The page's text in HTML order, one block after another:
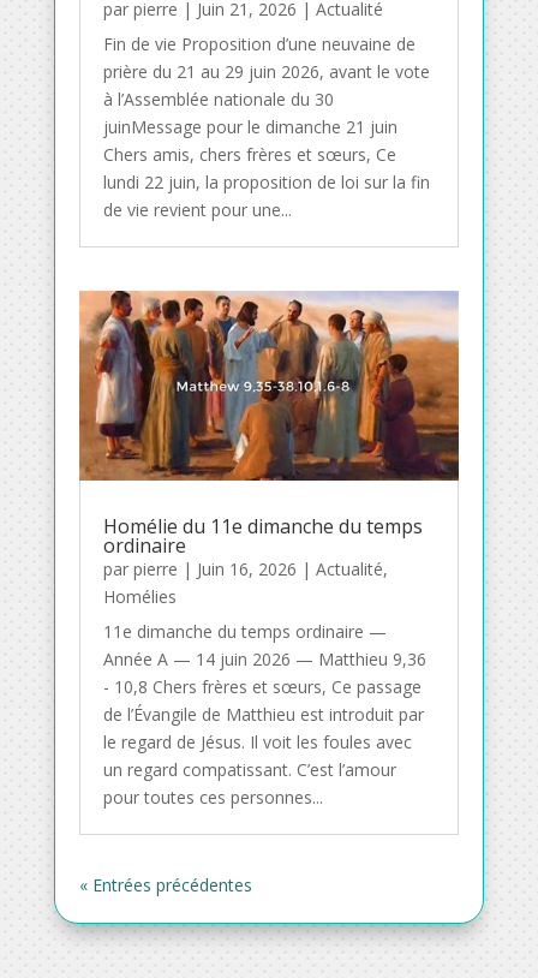
par pierre | Juin 21, 2026 | Actualité
Fin de vie Proposition d’une neuvaine de
prière du 21 au 29 juin 2026, avant le vote
à l’Assemblée nationale du 30
juinMessage pour le dimanche 21 juin
Chers amis, chers frères et sœurs, Ce
lundi 22 juin, la proposition de loi sur la fin
de vie revient pour une...
Homélie du 11e dimanche du temps
ordinaire
par pierre | Juin 16, 2026 | Actualité,
Homélies
11e dimanche du temps ordinaire —
Année A — 14 juin 2026 — Matthieu 9,36
- 10,8 Chers frères et sœurs, Ce passage
de l’Évangile de Matthieu est introduit par
le regard de Jésus. Il voit les foules avec
un regard compatissant. C’est l’amour
pour toutes ces personnes...
« Entrées précédentes